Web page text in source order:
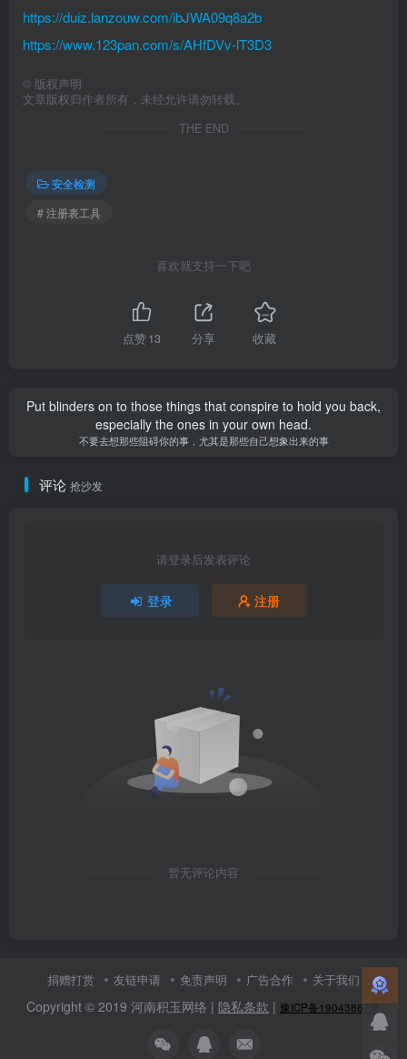
https://duiz.lanzouw.com/ibJWA09q8a2b
https://www.123pan.com/s/AHfDVv-lT3D3
© 版权声明
文章版权归作者所有，未经允许请勿转载。
THE END
安全检测
# 注册表工具
喜欢就支持一下吧
点赞13 分享 收藏
Put blinders on to those things that conspire to hold you back,
especially the ones in your own head.
不要去想那些阻碍你的事，尤其是那些自己想象出来的事
评论 抢沙发
请登录后发表评论
登录 注册
暂无评论内容
捐赠打赏 友链申请 免责声明 广告合作 关于我们
Copyright © 2019 河南积玉网络 | 隐私条款 | 豫ICP备19043867号